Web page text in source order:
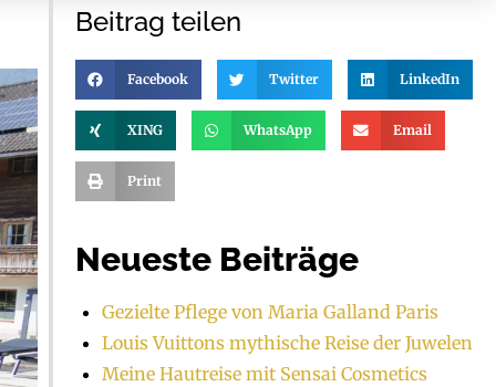
Beitrag teilen
Facebook Twitter LinkedIn
XING WhatsApp Email
Print
Neueste Beiträge
Gezielte Pflege von Maria Galland Paris
Louis Vuittons mythische Reise der Juwelen
Meine Hautreise mit Sensai Cosmetics